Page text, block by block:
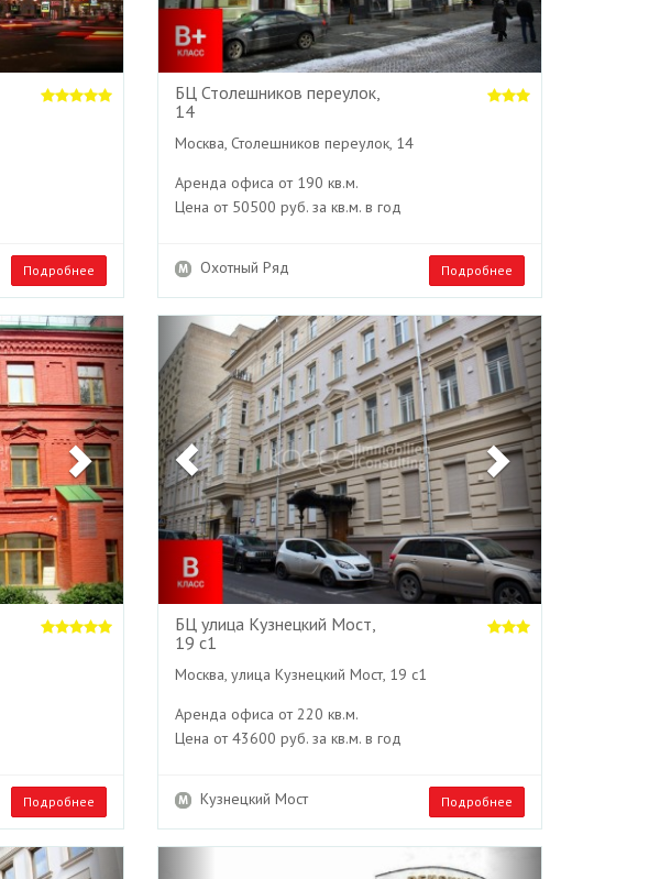
Подробнее
БЦ Столешников переулок,
14
Москва, Столешников переулок, 14
Аренда офиса от 190 кв.м.
Цена от 50500 руб. за кв.м. в год
Охотный Ряд Подробнее
Next
Подробнее
Previous Next
БЦ улица Кузнецкий Мост,
19 с1
Москва, улица Кузнецкий Мост, 19 с1
Аренда офиса от 220 кв.м.
Цена от 43600 руб. за кв.м. в год
Кузнецкий Мост Подробнее
Next